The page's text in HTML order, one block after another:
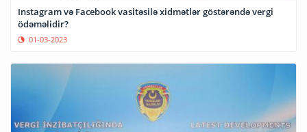
Instagram və Facebook vasitəsilə xidmətlər göstərəndə vergi
ödəməlidir?
01-03-2023